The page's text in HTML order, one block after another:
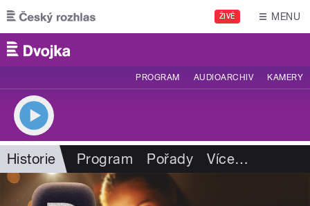
Přejít k hlavnímu obsahu
ŽIVĚ MENU
PROGRAM AUDIOARCHIV KAMERY
Historie Program Pořady Více…